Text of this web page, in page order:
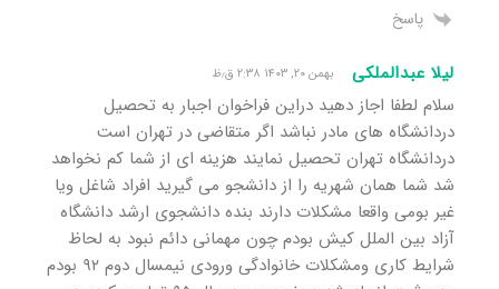
پاسخ
لیلا عبدالملکی بهمن ۲۰, ۱۴۰۳ ۲:۳۸ ق٫ظ
سلام لطفا اجاز دهید دراین فراخوان اجبار به تحصیل
دردانشگاه های مادر نباشد اگر متقاضی در تهران است
دردانشگاه تهران تحصیل نمایند هزینه ای از شما کم نخواهد
شد شما همان شهریه را از دانشجو می گیرید افراد شاغل ویا
غیر بومی واقعا مشکلات دارند بنده دانشجوی ارشد دانشگاه
آزاد بین الملل کیش بودم چون مهمانی دائم نبود به لحاظ
شرایط کاری ومشکلات خانوادگی ورودی نیمسال دوم ۹۲ بودم